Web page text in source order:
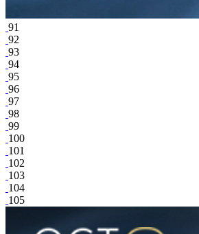
91
92
93
94
95
96
97
98
99
100
101
102
103
104
105